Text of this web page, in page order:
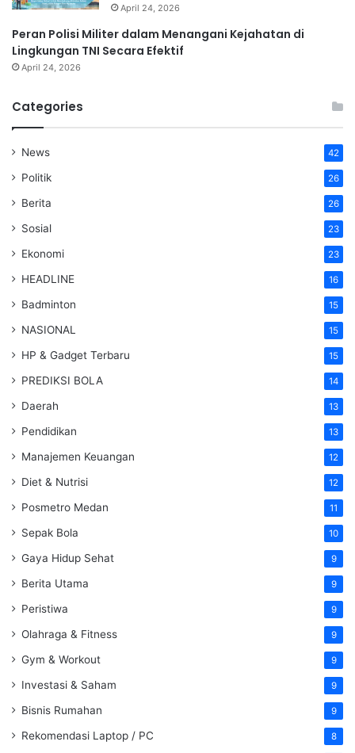
April 24, 2026
Peran Polisi Militer dalam Menangani Kejahatan di
Lingkungan TNI Secara Efektif
April 24, 2026
Categories
News 42
Politik 26
Berita 26
Sosial 23
Ekonomi 23
HEADLINE 16
Badminton 15
NASIONAL 15
HP & Gadget Terbaru 15
PREDIKSI BOLA 14
Daerah 13
Pendidikan 13
Manajemen Keuangan 12
Diet & Nutrisi 12
Posmetro Medan 11
Sepak Bola 10
Gaya Hidup Sehat 9
Berita Utama 9
Peristiwa 9
Olahraga & Fitness 9
Gym & Workout 9
Investasi & Saham 9
Bisnis Rumahan 9
Rekomendasi Laptop / PC 8